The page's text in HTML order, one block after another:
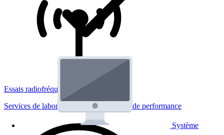
Système
Essais radiofréquences
Services de laboratoire réglementaires et de performance